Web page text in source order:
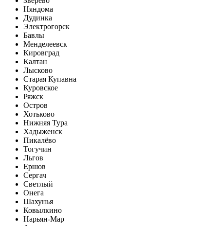
Няндома
Дудинка
Электрогорск
Бавлы
Менделеевск
Кировград
Калтан
Лысково
Старая Купавна
Куровское
Ряжск
Остров
Хотьково
Нижняя Тура
Хадыженск
Пикалёво
Тогучин
Льгов
Ершов
Сергач
Светлый
Онега
Шахунья
Ковылкино
Нарьян-Мар